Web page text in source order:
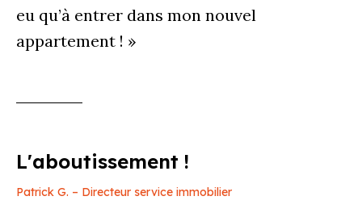
eu qu’à entrer dans mon nouvel
appartement ! »
L'aboutissement !
Patrick G. – Directeur service immobilier